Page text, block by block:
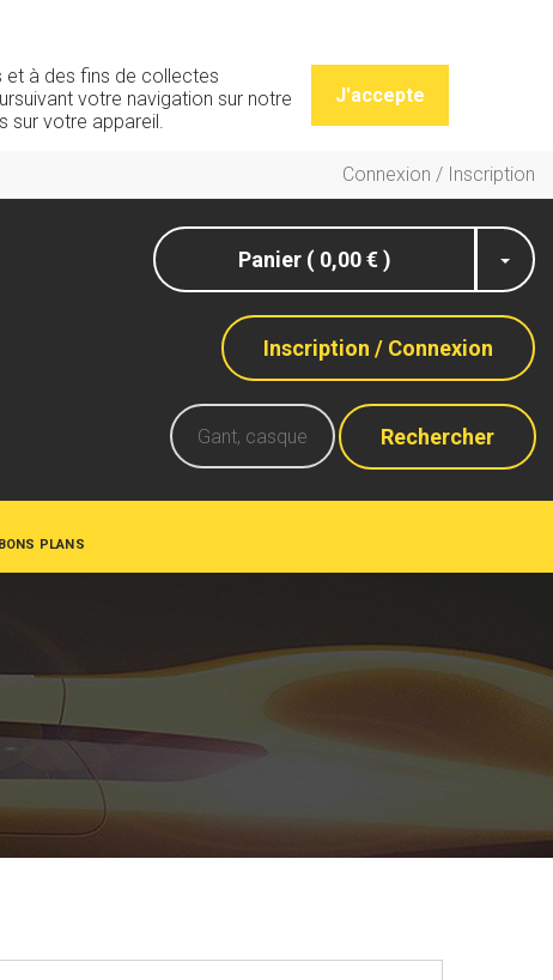
J'accepte
et à des fins de collectes
votre navigation sur notre
sur votre appareil.
Connexion / Inscription
Panier ( 0,00 € )
Inscription / Connexion
Rechercher
BONS PLANS